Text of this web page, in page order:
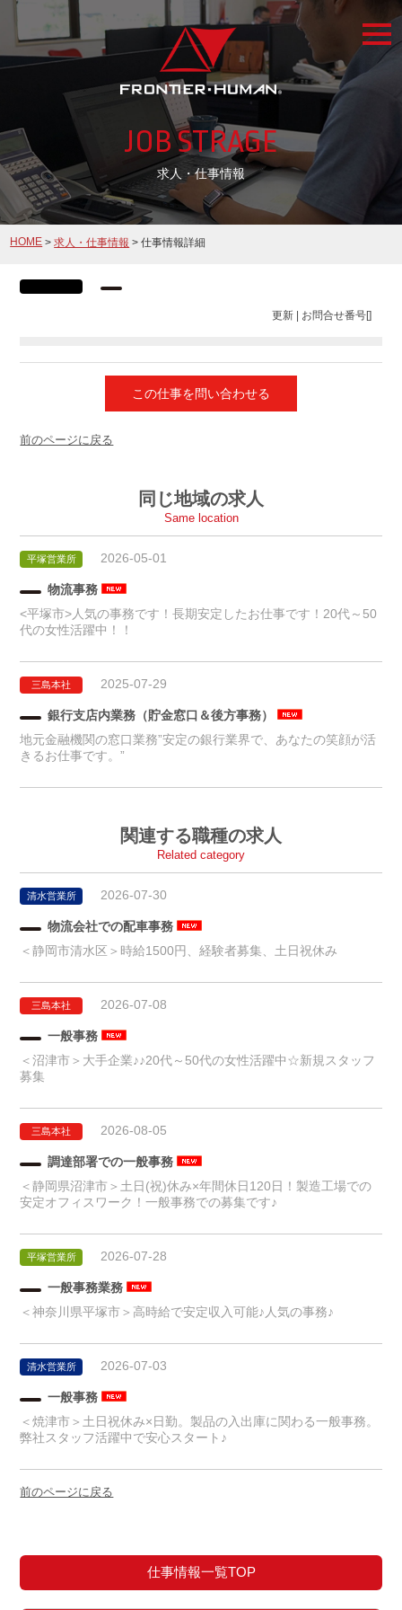
JOB STRAGE
求人・仕事情報
HOME >求人・仕事情報 > 仕事情報詳細
更新 | お問合せ番号[]
この仕事を問い合わせる
前のページに戻る
同じ地域の求人
Same location
平塚営業所 2026-05-01
物流事務
<平塚市>人気の事務です！長期安定したお仕事です！20代～50
代の女性活躍中！！
三島本社 2025-07-29
銀行支店内業務（貯金窓口＆後方事務）
地元金融機関の窓口業務”安定の銀行業界で、あなたの笑顔が活
きるお仕事です。”
関連する職種の求人
Related category
清水営業所 2026-07-30
物流会社での配車事務
＜静岡市清水区＞時給1500円、経験者募集、土日祝休み
三島本社 2026-07-08
一般事務
＜沼津市＞大手企業♪♪20代～50代の女性活躍中☆新規スタッフ
募集
三島本社 2026-08-05
調達部署での一般事務
＜静岡県沼津市＞土日(祝)休み×年間休日120日！製造工場での
安定オフィスワーク！一般事務での募集です♪
平塚営業所 2026-07-28
一般事務業務
＜神奈川県平塚市＞高時給で安定収入可能♪人気の事務♪
清水営業所 2026-07-03
一般事務
＜焼津市＞土日祝休み×日勤。製品の入出庫に関わる一般事務。
弊社スタッフ活躍中で安心スタート♪
前のページに戻る
仕事情報一覧TOP